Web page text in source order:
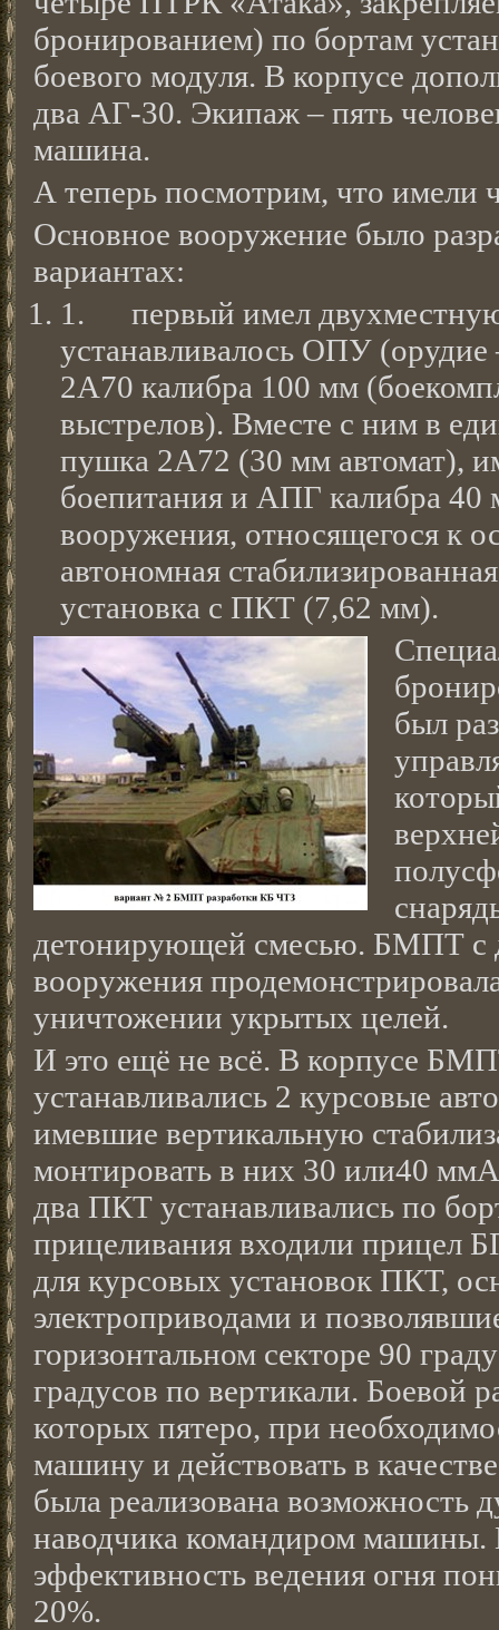
бронированием) по бортам
боевого модуля. В корпусе
два АГ-30. Экипаж – пять
машина.
А теперь посмотрим, что имели
Основное вооружение было
вариантах:
1. первый имел
устанавливалось ОПУ (орудие
2А70 калибра 100 мм
выстрелов). Вместе с ним в
пушка 2А72 (30 мм автомат),
боепитания и АПГ калибра 40
вооружения, относящегося к
автономная
установка с ПКТ (7,62 мм).
был
детонирующей смесью. БМПТ с
вооружения
уничтожении укрытых целей.
И это ещё не всё. В корпусе
устанавливались 2 курсовые
имевшие вертикальную
монтировать в них 30 или40
два ПКТ устанавливались по
прицеливания входили прицел
для курсовых установок ПКТ,
электроприводами и
горизонтальном секторе 90
градусов по вертикали. Боевой
которых пятеро, при
машину и действовать в
была реализована возможность
наводчика командиром
эффективность ведения огня
20%.